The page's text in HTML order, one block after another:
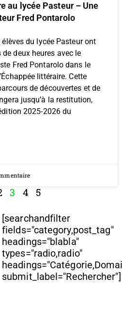
au lycée Pasteur – Une
Fred Pontarolo
du lycée Pasteur ont
deux heures avec le
Fred Pontarolo dans le
littéraire. Cette
de découvertes et de
jusqu’à la restitution,
2025-2026 du
3 4 5
[searchandfilter
fields="category,post_tag"
headings="blabla"
types="radio,radio"
submit_label="Rechercher"]